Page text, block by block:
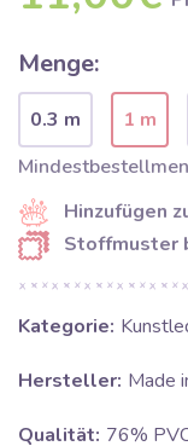
Menge:
0.3 m 1 m
Hinzufügen
Stoffmuster
Kategorie:
Hersteller: Made
Qualität: 76%